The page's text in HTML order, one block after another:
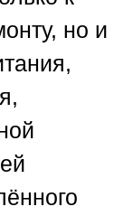
но и